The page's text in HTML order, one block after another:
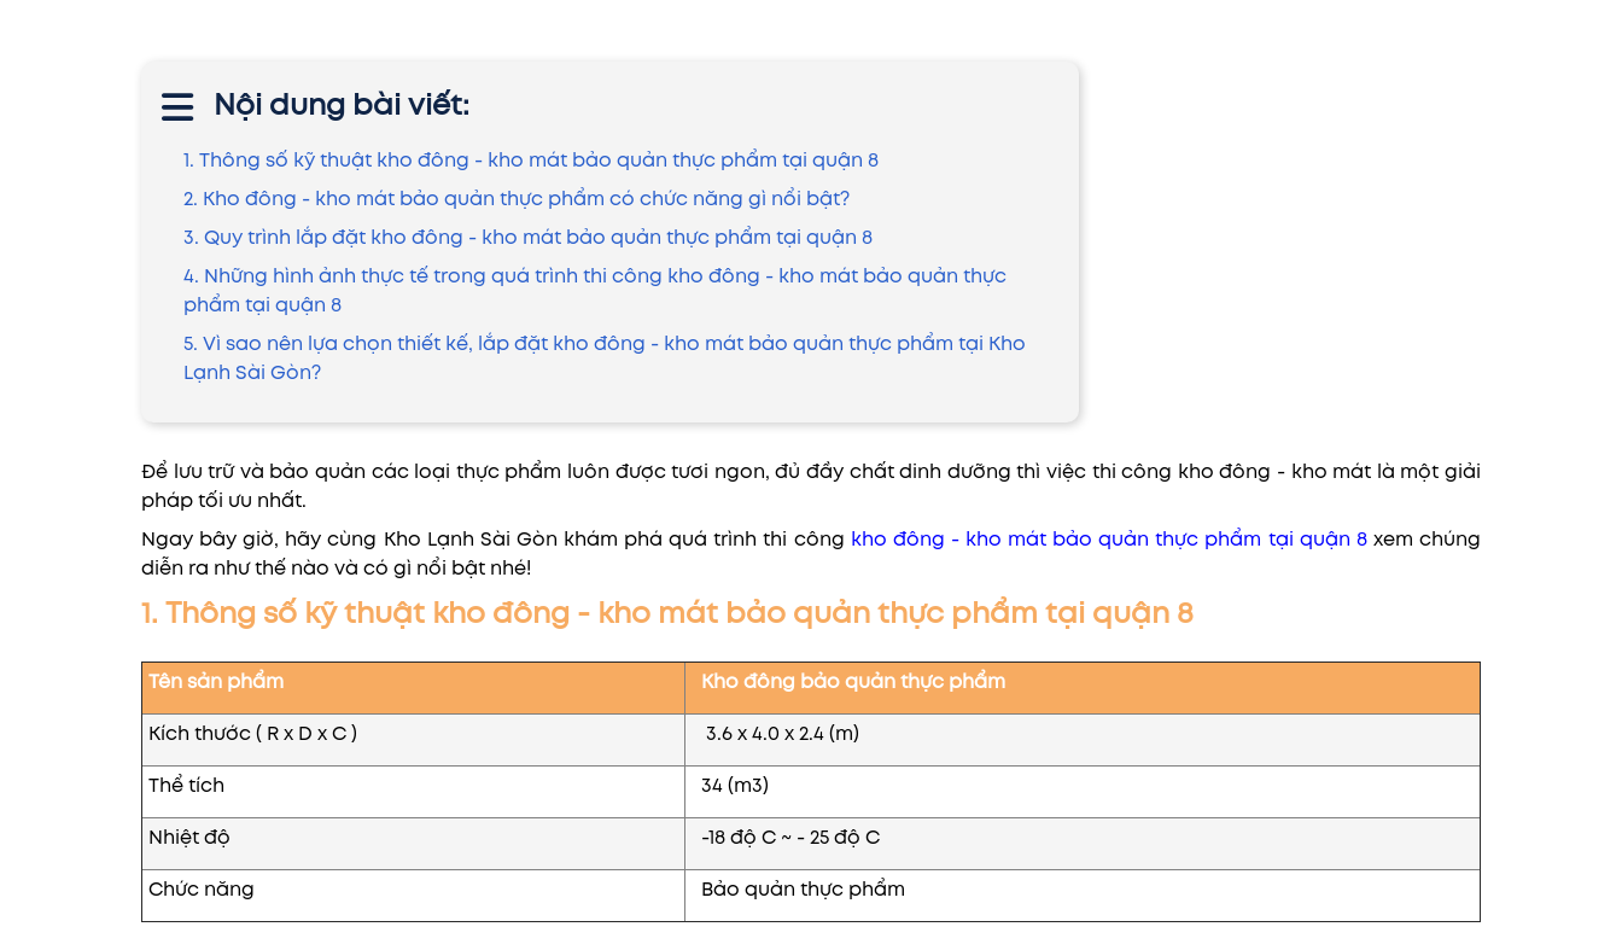
Nội dung bài viết:
1. Thông số kỹ thuật kho đông - kho mát bảo quản thực phẩm tại quận 8
2. Kho đông - kho mát bảo quản thực phẩm có chức năng gì nổi bật?
3. Quy trình lắp đặt kho đông - kho mát bảo quản thực phẩm tại quận 8
4. Những hình ảnh thực tế trong quá trình thi công kho đông - kho mát bảo quản thực
phẩm tại quận 8
5. Vì sao nên lựa chọn thiết kế, lắp đặt kho đông - kho mát bảo quản thực phẩm tại Kho
Lạnh Sài Gòn?
Để lưu trữ và bảo quản các loại thực phẩm luôn được tươi ngon, đủ đầy chất dinh dưỡng thì việc thi công kho đông - kho mát là một giải
pháp tối ưu nhất.
Ngay bây giờ, hãy cùng Kho Lạnh Sài Gòn khám phá quá trình thi công kho đông - kho mát bảo quản thực phẩm tại quận 8xem chúng
diễn ra như thế nào và có gì nổi bật nhé!
1. Thông số kỹ thuật kho đông - kho mát bảo quản thực phẩm tại quận 8
Tên sản phẩm Kho đông bảo quản thực phẩm
Kích thước ( R x D x C ) 3.6 x 4.0 x 2.4 (m)
Thể tích 34 (m3)
Nhiệt độ -18 độ C ~ - 25 độ C
Chức năng Bảo quản thực phẩm